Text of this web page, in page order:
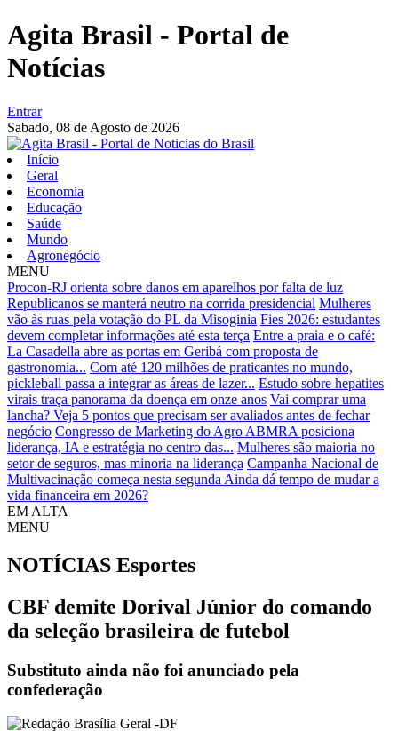
Agita Brasil - Portal de
Notícias
Entrar
Sabado, 08 de Agosto de 2026
Início
Geral
Economia
Educação
Saúde
Mundo
Agronegócio
MENU
Procon-RJ orienta sobre danos em aparelhos por falta de luz
Republicanos se manterá neutro na corrida presidencial Mulheres
vão às ruas pela votação do PL da Misoginia Fies 2026: estudantes
devem completar informações até esta terça Entre a praia e o café:
La Casadella abre as portas em Geribá com proposta de
gastronomia... Com até 120 milhões de praticantes no mundo,
pickleball passa a integrar as áreas de lazer... Estudo sobre hepatites
virais traça panorama da doença em onze anos Vai comprar uma
lancha? Veja 5 pontos que precisam ser avaliados antes de fechar
negócio Congresso de Marketing do Agro ABMRA posiciona
liderança, IA e estratégia no centro das... Mulheres são maioria no
setor de seguros, mas minoria na liderança Campanha Nacional de
Multivacinação começa nesta segunda Ainda dá tempo de mudar a
vida financeira em 2026?
EM ALTA
MENU
NOTÍCIAS Esportes
CBF demite Dorival Júnior do comando
da seleção brasileira de futebol
Substituto ainda não foi anunciado pela
confederação